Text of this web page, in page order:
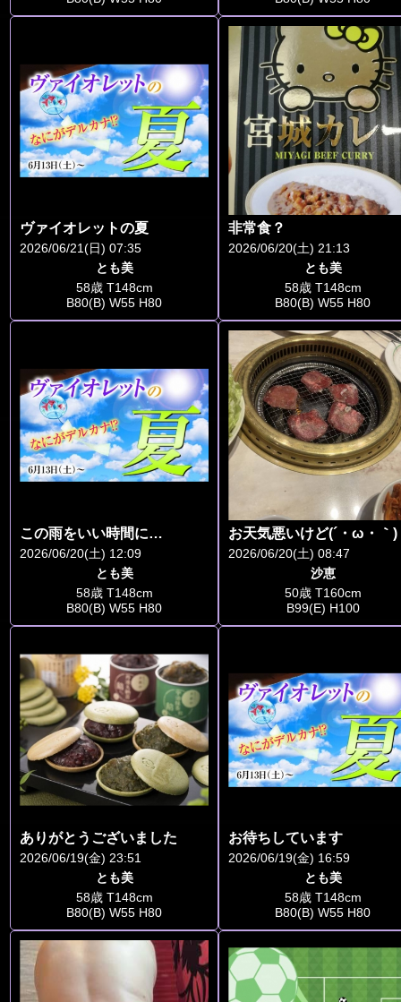
ヴァイオレットの夏
2026/06/21(日) 07:35
とも美
58歳 T148cm
B80(B) W55 H80
非常食？
2026/06/20(土) 21:13
とも美
58歳 T148cm
B80(B) W55 H80
この雨をいい時間に…
2026/06/20(土) 12:09
とも美
58歳 T148cm
B80(B) W55 H80
お天気悪いけど(´・ω・｀)
2026/06/20(土) 08:47
沙恵
50歳 T160cm
B99(E) H100
ありがとうございました
2026/06/19(金) 23:51
とも美
58歳 T148cm
B80(B) W55 H80
お待ちしています
2026/06/19(金) 16:59
とも美
58歳 T148cm
B80(B) W55 H80